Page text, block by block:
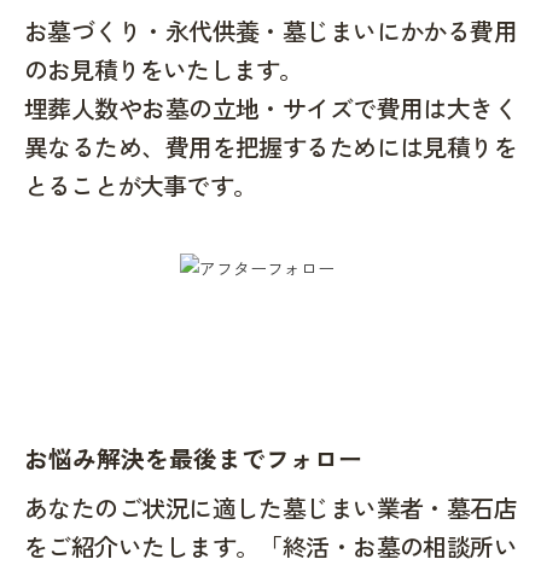
お墓づくり・永代供養・墓じまいにかかる費用
のお見積りをいたします。
埋葬人数やお墓の立地・サイズで費用は大きく
異なるため、費用を把握するためには見積りを
とることが大事です。
お悩み解決を最後までフォロー
あなたのご状況に適した墓じまい業者・墓石店
をご紹介いたします。「終活・お墓の相談所い